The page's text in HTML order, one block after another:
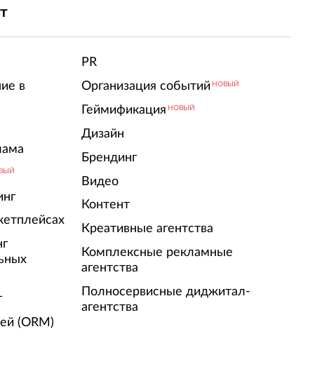
в
(ORM)
PR
Организация событий НОВЫЙ
Геймификация НОВЫЙ
Дизайн
Брендинг
Видео
Контент
Креативные агентства
Комплексные рекламные
агентства
Полносервисные диджитал-
агентства